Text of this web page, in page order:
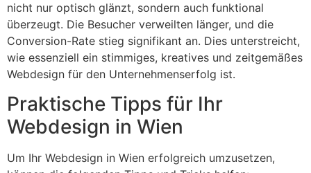
nicht nur optisch glänzt, sondern auch funktional
überzeugt. Die Besucher verweilten länger, und die
Conversion-Rate stieg signifikant an. Dies unterstreicht,
wie essenziell ein stimmiges, kreatives und zeitgemäßes
Webdesign für den Unternehmenserfolg ist.
Praktische Tipps für Ihr
Webdesign in Wien
Um Ihr Webdesign in Wien erfolgreich umzusetzen,